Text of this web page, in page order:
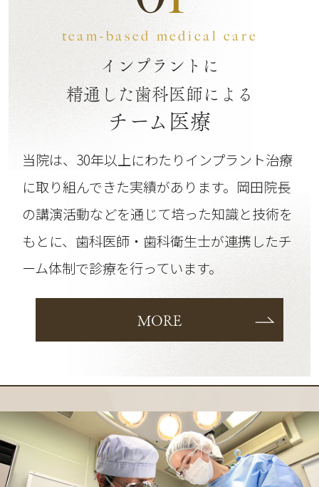
team-based medical care
インプラントに
精通した歯科医師による
チーム医療
当院は、30年以上にわたりインプラント治療
に取り組んできた実績があります。 岡田院長
の講演活動などを通じて培った知識と技術を
もとに、歯科医師・歯科衛生士が連携したチ
ーム体制で診療を行っています。
MORE